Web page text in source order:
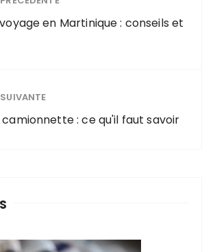
en Martinique : conseils et
: ce qu'il faut savoir